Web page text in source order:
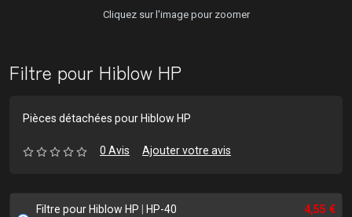
Cliquez sur l'image pour zoomer
Filtre pour Hiblow HP
Pièces détachées pour Hiblow HP
0 Avis Ajouter votre avis
Filtre pour Hiblow HP HP-40 4,55 €